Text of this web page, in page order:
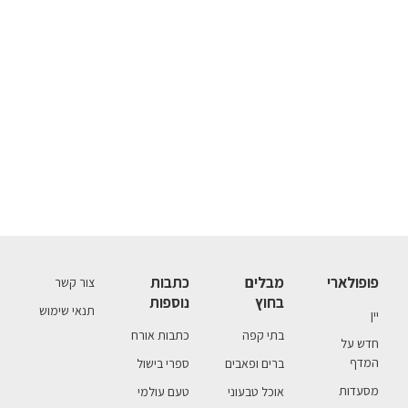
פופולארי
יין
חדש על
המדף
מסעדות
מבלים
בחוץ
בתי קפה
ברים ופאבים
אוכל טבעוני
כתבות
נוספות
כתבות אורח
ספרי בישול
טעם עולמי
צור קשר
תנאי שימוש